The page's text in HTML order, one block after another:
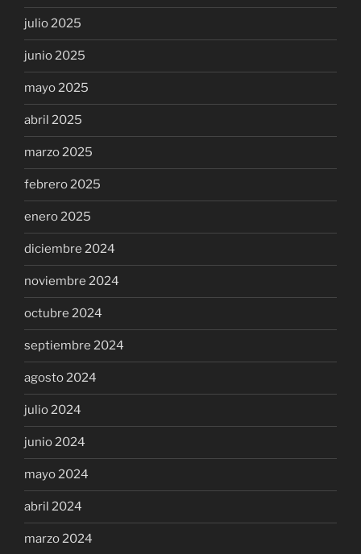
julio 2025
junio 2025
mayo 2025
abril 2025
marzo 2025
febrero 2025
enero 2025
diciembre 2024
noviembre 2024
octubre 2024
septiembre 2024
agosto 2024
julio 2024
junio 2024
mayo 2024
abril 2024
marzo 2024